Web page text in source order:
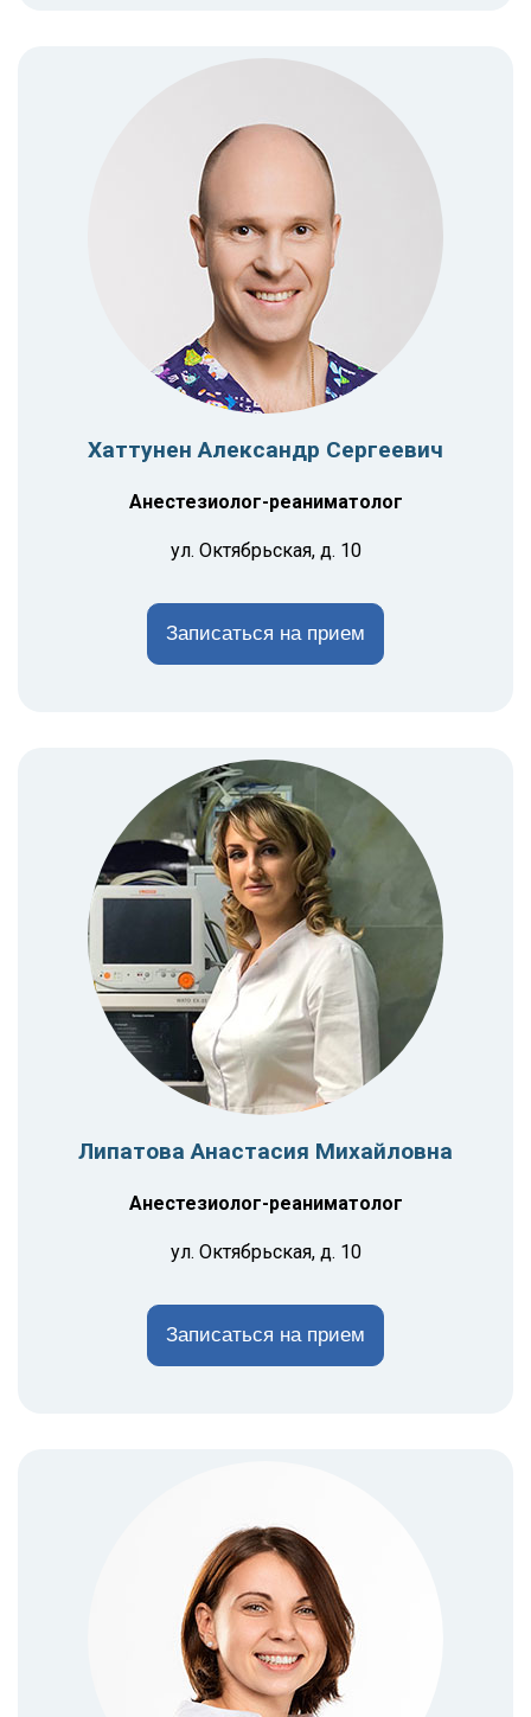
Хаттунен Александр Сергеевич
Анестезиолог-реаниматолог
ул. Октябрьская, д. 10
Записаться на прием
Липатова Анастасия Михайловна
Анестезиолог-реаниматолог
ул. Октябрьская, д. 10
Записаться на прием